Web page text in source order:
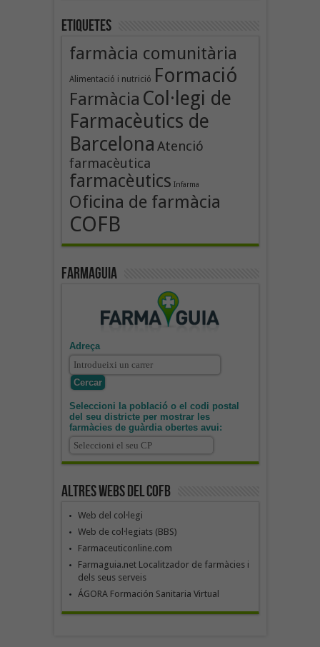
Etiquetes
farmàcia comunitària
Alimentació i nutrició Formació
Farmàcia Col·legi de
Farmacèutics de
Barcelona Atenció
farmacèutica
farmacèutics Infarma
Oficina de farmàcia
COFB
Farmaguia
Adreça
Seleccioni la població o el codi postal
del seu districte per mostrar les
farmàcies de guàrdia obertes avui:
Altres webs del COFB
Web del col·legi
Web de col·legiats (BBS)
Farmaceuticonline.com
Farmaguia.net Localitzador de farmàcies i
dels seus serveis
ÁGORA Formación Sanitaria Virtual